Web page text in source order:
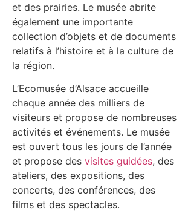
et des prairies. Le musée abrite
également une importante
collection d’objets et de documents
relatifs à l’histoire et à la culture de
la région.
L’Ecomusée d’Alsace accueille
chaque année des milliers de
visiteurs et propose de nombreuses
activités et événements. Le musée
est ouvert tous les jours de l’année
et propose des visites guidées, des
ateliers, des expositions, des
concerts, des conférences, des
films et des spectacles.